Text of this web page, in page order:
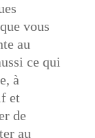
vous
au
ce qui
à
et
de
au